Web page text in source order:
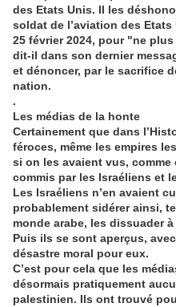
des Etats Unis. Il les
soldat de l’aviation des Etats
25 février 2024, pour "ne
dit-il dans son dernier
et dénoncer, par le sacrifice
nation.
.
Les médias de la honte
Certainement que dans
féroces, même les empires
si on les avaient vus,
commis par les Israéliens et
Les Israéliens n’en avaient
probablement sidérer ainsi,
monde arabe, les dissuader
Puis ils se sont aperçus,
désastre moral pour eux.
C’est pour cela que les
désormais pratiquement
palestinien. Ils ont trouvé